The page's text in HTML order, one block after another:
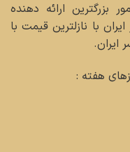
بزرگترین ارائه دهنده
با نازلترین قیمت با
ایران.